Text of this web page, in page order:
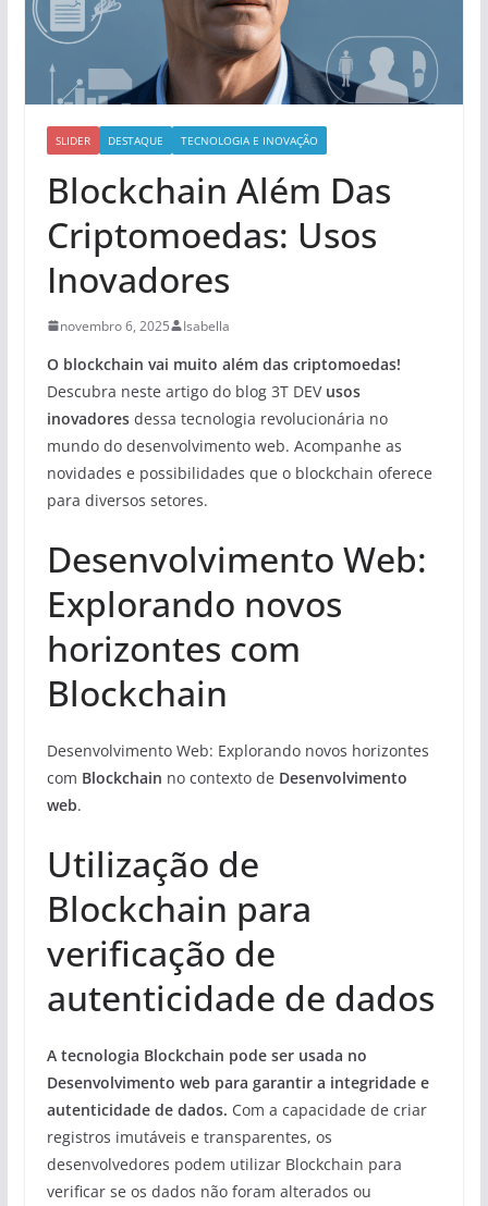
SLIDER DESTAQUE TECNOLOGIA E INOVAÇÃO
Blockchain Além Das
Criptomoedas: Usos
Inovadores
novembro 6, 2025 Isabella
O blockchain vai muito além das criptomoedas!
Descubra neste artigo do blog 3T DEV usos
inovadoresdessa tecnologia revolucionária no
mundo do desenvolvimento web. Acompanhe as
novidades e possibilidades que o blockchain oferece
para diversos setores.
Desenvolvimento Web:
Explorando novos
horizontes com
Blockchain
Desenvolvimento Web: Explorando novos horizontes
com Blockchain no contexto de Desenvolvimento
web.
Utilização de
Blockchain para
verificação de
autenticidade de dados
A tecnologia Blockchain pode ser usada no
Desenvolvimento web para garantir a integridade e
autenticidade de dados. Com a capacidade de criar
registros imutáveis e transparentes, os
desenvolvedores podem utilizar Blockchain para
verificar se os dados não foram alterados ou